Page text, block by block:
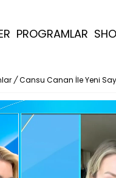
PROGRAMLAR
/ Cansu Canan İle Yeni